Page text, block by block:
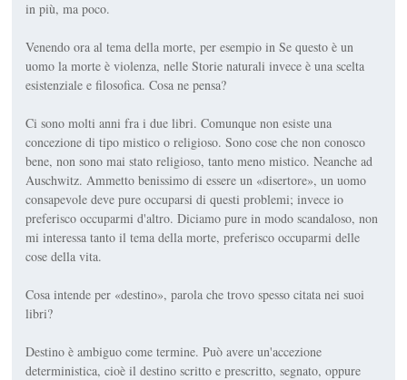
in più, ma poco.
Venendo ora al tema della morte, per esempio in Se questo è un
uomo la morte è violenza, nelle Storie naturali invece è una scelta
esistenziale e filosofica. Cosa ne pensa?
Ci sono molti anni fra i due libri. Comunque non esiste una
concezione di tipo mistico o religioso. Sono cose che non conosco
bene, non sono mai stato religioso, tanto meno mistico. Neanche ad
Auschwitz. Ammetto benissimo di essere un «disertore», un uomo
consapevole deve pure occuparsi di questi problemi; invece io
preferisco occuparmi d'altro. Diciamo pure in modo scandaloso, non
mi interessa tanto il tema della morte, preferisco occuparmi delle
cose della vita.
Cosa intende per «destino», parola che trovo spesso citata nei suoi
libri?
Destino è ambiguo come termine. Può avere un'accezione
deterministica, cioè il destino scritto e prescritto, segnato, oppure